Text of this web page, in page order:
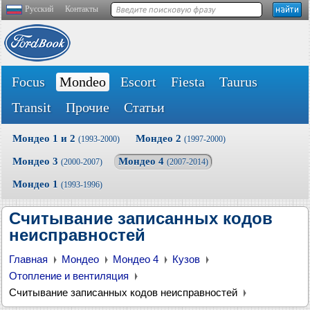
Русский Контакты
Focus Mondeo Escort Fiesta
Taurus
Transit
Прочие Статьи
Мондео 1 и 2 (1993-2000) Мондео 2 (1997-2000)
Мондео 3 (2000-2007) Мондео 4 (2007-2014)
Мондео 1 (1993-1996)
Считывание записанных кодов
неисправностей
Главная Мондео Мондео 4
Кузов
Отопление и вентиляция
Считывание записанных кодов неисправностей